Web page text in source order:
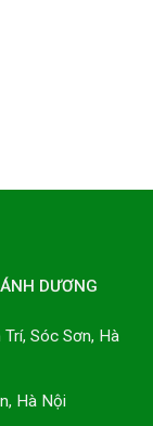
DƯƠNG
Sóc Sơn, Hà
Hà Nội